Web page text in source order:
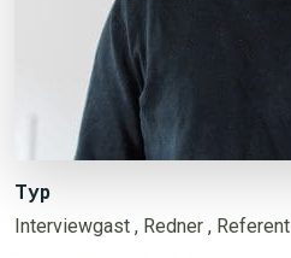
Typ
Interviewgast , Redner , Referent